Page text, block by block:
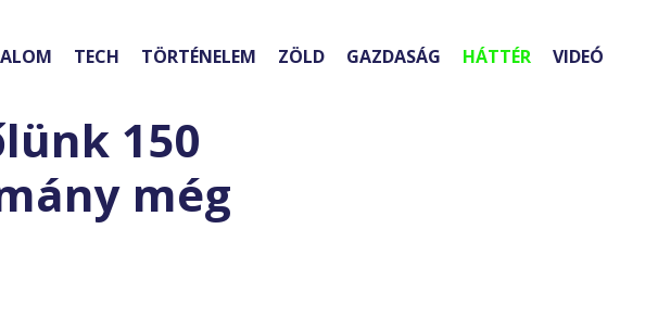
TECH TÖRTÉNELEM ZÖLD GAZDASÁG HÁTTÉR VIDEÓ
150
még